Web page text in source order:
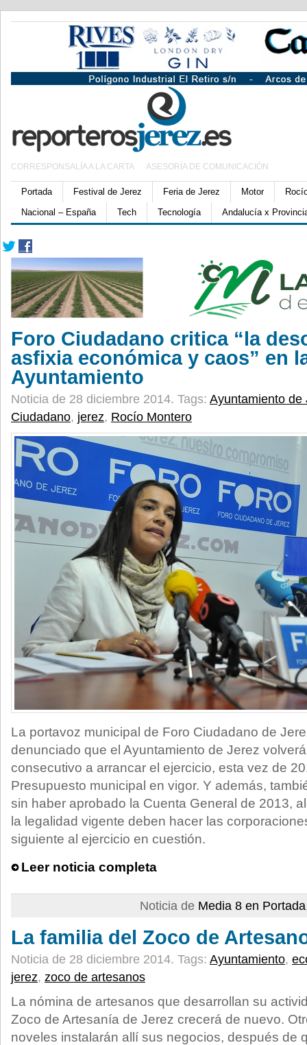
CORRESPONSALÍA A LA CARTA ASESORÍA DE COMUNICACIÓN
Portada Festival de Jerez Feria de Jerez Motor
Nacional – España
Tech Tecnología Andalucía x
Foro Ciudadano critica “la
asfixia económica y caos” en
Ayuntamiento
Noticia de 28 diciembre 2014. Tags: Ayuntamiento de
Ciudadano, jerez, Rocío Montero
La portavoz municipal de Foro Ciudadano de
denunciado que el Ayuntamiento de Jerez
consecutivo a arrancar el ejercicio, esta vez de
Presupuesto municipal en vigor. Y además,
sin haber aprobado la Cuenta General de 2013,
la legalidad vigente deben hacer las
siguiente al ejercicio en cuestión.
Leer noticia completa
Noticia de Media 8 en Portada
La familia del Zoco de
Noticia de 28 diciembre 2014. Tags: Ayuntamiento,
jerez, zoco de artesanos
La nómina de artesanos que desarrollan su
Zoco de Artesanía de Jerez crecerá de nuevo.
noveles instalarán allí sus negocios, después de